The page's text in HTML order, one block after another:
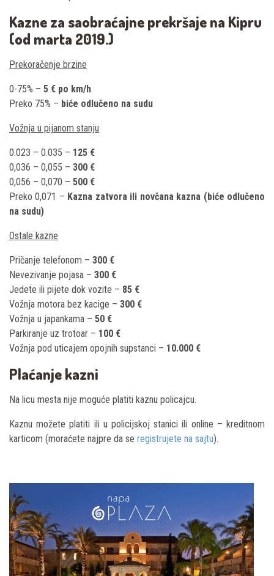
Kazne za saobraćajne prekršaje na Kipru
(od marta 2019.)
Prekoračenje brzine
0-75% – 5 € po km/h
Preko 75% – biće odlučeno na sudu
Vožnja u pijanom stanju
0.023 – 0.035 – 125 €
0,036 – 0,055 – 300 €
0,056 – 0,070 – 500 €
Preko 0,071 – Kazna zatvora ili novčana kazna (biće odlučeno
na sudu)
Ostale kazne
Pričanje telefonom – 300 €
Nevezivanje pojasa – 300 €
Jedete ili pijete dok vozite – 85 €
Vožnja motora bez kacige – 300 €
Vožnja u japankama – 50 €
Parkiranje uz trotoar – 100 €
Vožnja pod uticajem opojnih supstanci – 10.000 €
Plaćanje kazni
Na licu mesta nije moguće platiti kaznu policajcu.
Kaznu možete platiti ili u policijskoj stanici ili online – kreditnom
karticom (moraćete najpre da se registrujete na sajtu).